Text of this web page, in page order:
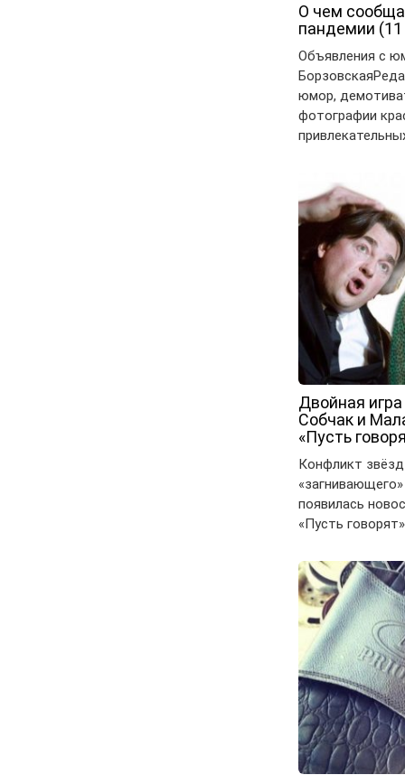
О чем
пандемии
Объявления с
юмор,
фотографии
Двойная
Собчак и
«Пусть
Конфликт
появилась
«Пусть